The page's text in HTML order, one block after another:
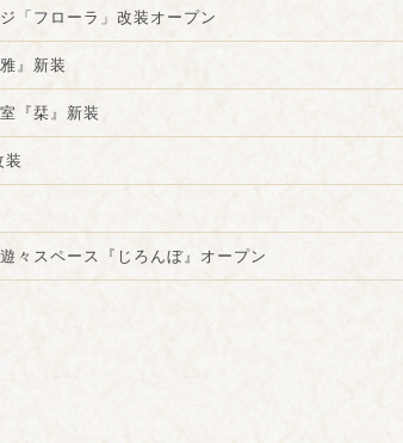
「フローラ」改装オープン
』新装
『栞』新装
装
々スペース『じろんぼ』オープン